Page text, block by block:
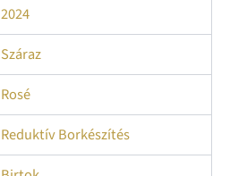
2024
Száraz
Rosé
Reduktív Borkészítés